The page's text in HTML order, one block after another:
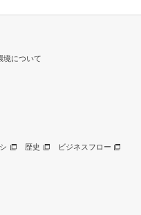
境について
歴史 ビジネスフロー